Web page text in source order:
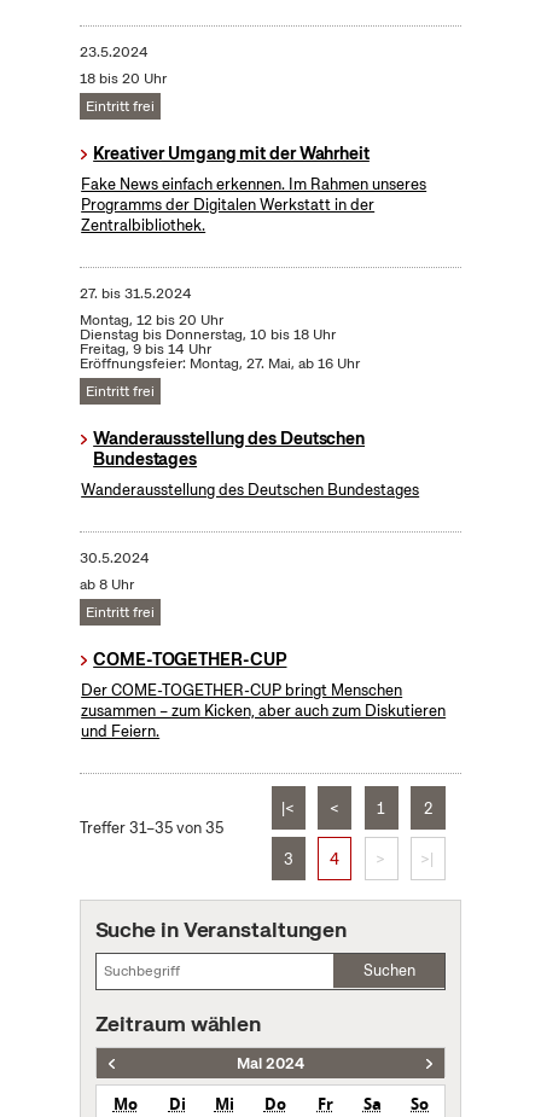
23.5.2024
18 bis 20 Uhr
Eintritt frei
Kreativer Umgang mit der Wahrheit
Fake News einfach erkennen. Im Rahmen unseres
Programms der Digitalen Werkstatt in der
Zentralbibliothek.
27. bis31.5.2024
Montag, 12 bis 20 Uhr
Dienstag bis Donnerstag, 10 bis 18 Uhr
Freitag, 9 bis 14 Uhr
Eröffnungsfeier: Montag, 27. Mai, ab 16 Uhr
Eintritt frei
Wanderausstellung des Deutschen
Bundestages
Wanderausstellung des Deutschen Bundestages
30.5.2024
ab 8 Uhr
Eintritt frei
COME-TOGETHER-CUP
Der COME-TOGETHER-CUP bringt Menschen
zusammen – zum Kicken, aber auch zum Diskutieren
und Feiern.
Treffer 31–35 von 35
|< < 1 2
3 4 > >|
Suche in Veranstaltungen
Suchen
Zeitraum wählen
Mai 2024
Mo Di Mi Do Fr Sa
So